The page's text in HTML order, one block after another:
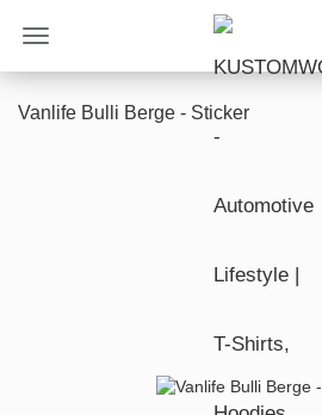
Vanlife Bulli Berge - Sticker